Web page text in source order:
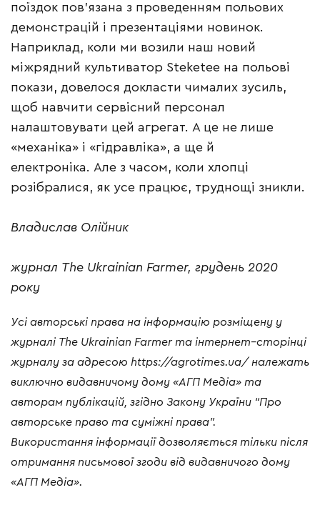
поїздок пов’язана з проведенням польових
демонстрацій і презентаціями новинок.
Наприклад, коли ми возили наш новий
міжрядний культиватор Steketee на польові
покази, довелося докласти чималих зусиль,
щоб навчити сервісний персонал
налаштовувати цей агрегат. А це не лише
«механіка» і «гідравліка», а ще й
електроніка. Але з часом, коли хлопці
розібралися, як усе працює, труднощі зникли.
Владислав Олійник
журнал The Ukrainian Farmer, грудень 2020
року
Усі авторські права на інформацію розміщену у
журналі The Ukrainian Farmer та інтернет–сторінці
журналу за адресою https://agrotimes.ua/ належать
виключно видавничому дому «АГП Медіа» та
авторам публікацій, згідно Закону України “Про
авторське право та суміжні права”.
Використання інформаціїдозволяється тільки після
отримання письмовоїзгоди від видавничого дому
«АГП Медіа».